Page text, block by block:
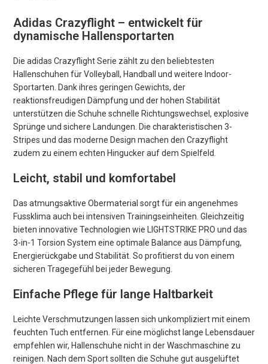
Adidas Crazyflight – entwickelt für
dynamische Hallensportarten
Die adidas Crazyflight Serie zählt zu den beliebtesten
Hallenschuhen für Volleyball, Handball und weitere Indoor-
Sportarten. Dank ihres geringen Gewichts, der
reaktionsfreudigen Dämpfung und der hohen Stabilität
unterstützen die Schuhe schnelle Richtungswechsel, explosive
Sprünge und sichere Landungen. Die charakteristischen 3-
Stripes und das moderne Design machen den Crazyflight
zudem zu einem echten Hingucker auf dem Spielfeld.
Leicht, stabil und komfortabel
Das atmungsaktive Obermaterial sorgt für ein angenehmes
Fussklima auch bei intensiven Trainingseinheiten. Gleichzeitig
bieten innovative Technologien wie LIGHTSTRIKE PRO und das
3-in-1 Torsion System eine optimale Balance aus Dämpfung,
Energierückgabe und Stabilität. So profitierst du von einem
sicheren Tragegefühl bei jeder Bewegung.
Einfache Pflege für lange Haltbarkeit
Leichte Verschmutzungen lassen sich unkompliziert mit einem
feuchten Tuch entfernen. Für eine möglichst lange Lebensdauer
empfehlen wir, Hallenschuhe nicht in der Waschmaschine zu
reinigen. Nach dem Sport sollten die Schuhe gut ausgelüftet